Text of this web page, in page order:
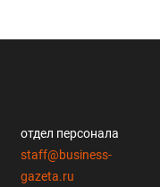
отдел персонала
staff@business-
gazeta.ru